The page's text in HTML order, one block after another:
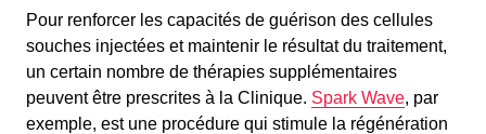
Pour renforcer les capacités de guérison des cellules
souches injectées et maintenir le résultat du traitement,
un certain nombre de thérapies supplémentaires
peuvent être prescrites à la Clinique. Spark Wave, par
exemple, est une procédure qui stimule la régénération